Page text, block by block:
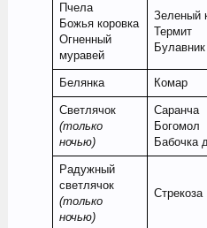
Пчела
Божья коровка
Огненный
муравей
Зеленый
Термит
Булавник
Белянка Комар
Светлячок
(только
ночью)
Саранча
Богомол
Бабочка
Радужный
светлячок
(только
ночью)
Стрекоза